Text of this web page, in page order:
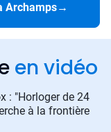
Archamps→
en vidéo
: "Horloger de 24
à la frontière